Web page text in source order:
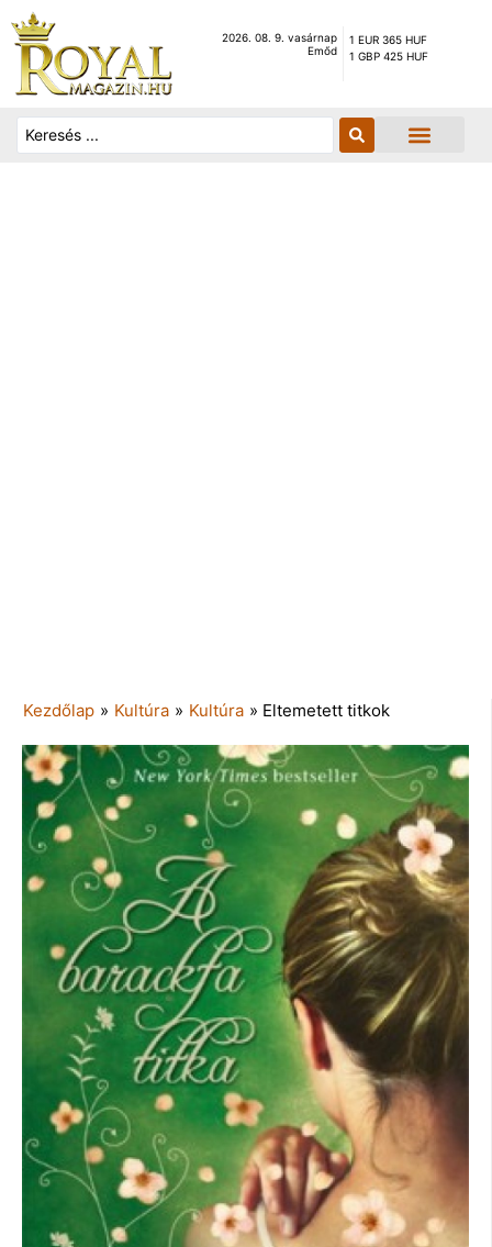
2026. 08. 9. vasárnap
Emőd
1 EUR 365 HUF
1 GBP 425 HUF
Kezdőlap » Kultúra » Kultúra » Eltemetett titkok